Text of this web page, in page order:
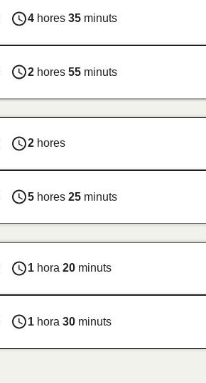
4 hores 35 minuts
2 hores 55 minuts
2 hores
5 hores 25 minuts
1 hora 20 minuts
1 hora 30 minuts